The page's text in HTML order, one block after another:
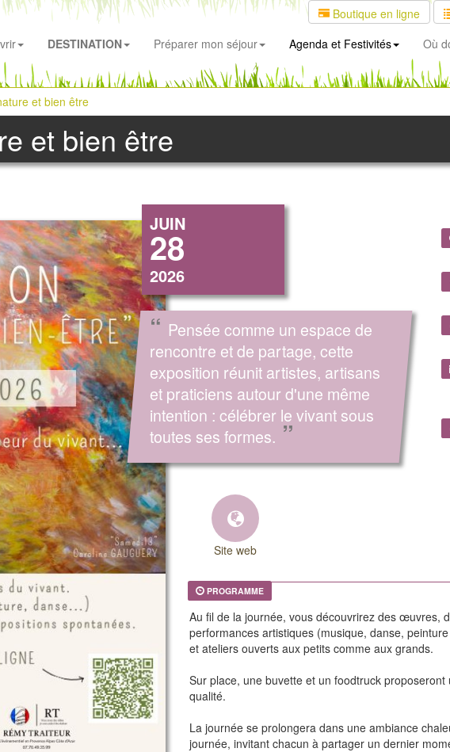
Boutique en ligne
DESTINATION Préparer mon séjour Agenda et Festivités Où
et bien être
et bien être
JUIN
28
2026
“ Pensée comme un espace de
rencontre et de partage, cette
exposition réunit artistes, artisans
et praticiens autour d'une même
intention : célébrer le vivant sous
toutes ses formes. ”
Site web
PROGRAMME
Au fil de la journée, vous découvrirez des œuvres,
performances artistiques (musique, danse,
et ateliers ouverts aux petits comme aux grands.
Sur place, une buvette et un foodtruck
qualité.
La journée se prolongera dans une ambiance
journée, invitant chacun à partager un dernier